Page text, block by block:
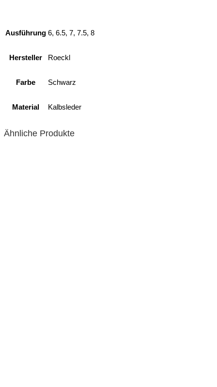
Ausführung 6, 6.5, 7, 7.5, 8
Hersteller Roeckl
Farbe Schwarz
Material Kalbsleder
Ähnliche Produkte